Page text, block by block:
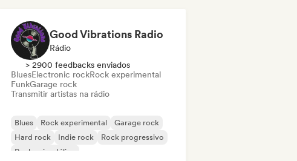
Good Vibrations Radio
Rádio
> 2900 feedbacks enviados
BluesElectronic rockRock experimental
FunkGarage rock
Transmitir artistas na rádio
Blues Rock experimental
Garage rock
Hard rock
Indie rock
Rock progressivo
Rock psicodélico